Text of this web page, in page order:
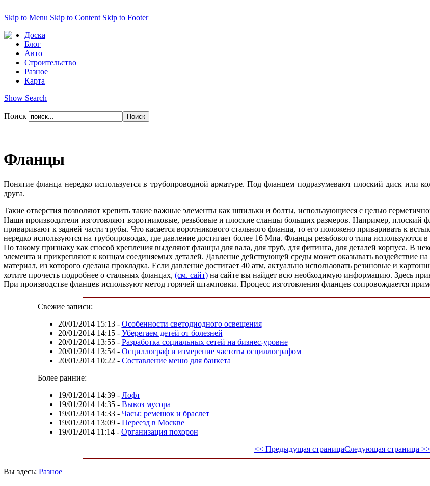
Skip to Menu Skip to Content Skip to Footer
Доска
Блог
Авто
Строительство
Разное
Карта
Show Search
Поиск
Фланцы
Понятие фланца нередко используется в трубопроводной арматуре. Под фланцем подразумевают плоский диск или
друга.
Такие отверстия позволяют крепить такие важные элементы как шпильки и болты, использующиеся с целью
Наши производители изготовляют воротниковые, резьбовые и плоские сланцы больших размеров. Например, плоский
приваривают к задней части трубы. Что касается воротникового стального фланца, то его положено приваривать к
нередко используются на трубопроводах, где давление достигает более 16 Мпа. Фланцы резьбового типа используются
По такому признаку как способ крепления выделяют фланцы для вала, для труб, для фитинга, для деталей корпуса. В
элемента и прикрепляют к концам соединяемых деталей. Давление действующей среды может оказывать воздействие
материал, из которого сделана прокладка. Если давление достигает 40 атм, актуально использовать резиновые и
хотите прочесть подробнее о стальных фланцах, (см. сайт) на сайте вы найдет всю необходимую информацию. Здесь
При производстве фланцев используют метод горячей штамповки. Процесс изготовления фланцев сопровождается
Свежие записи:
20/01/2014 15:13- Особенности светодиодного освещения
20/01/2014 14:15- Уберегаем детей от болезней
20/01/2014 13:55- Разработка социальных сетей на бизнес-уровне
20/01/2014 13:54- Осциллограф и измерение частоты осциллографом
20/01/2014 10:22 - Составление меню для банкета
Более ранние:
19/01/2014 14:39- Лофт
19/01/2014 14:35- Вывоз мусора
19/01/2014 14:33- Часы: ремешок и браслет
19/01/2014 13:09- Переезд в Москве
19/01/2014 11:14- Организация похорон
<< Предыдущая страницаСледующая страница >>
Вы здесь: Разное